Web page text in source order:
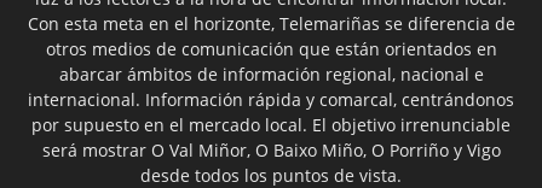
Con esta meta en el horizonte, Telemariñas se diferencia de
otros medios de comunicación que están orientados en
abarcar ámbitos de información regional, nacional e
internacional. Información rápida y comarcal, centrándonos
por supuesto en el mercado local. El objetivo irrenunciable
será mostrar O Val Miñor, O Baixo Miño, O Porriño y Vigo
desde todos los puntos de vista.